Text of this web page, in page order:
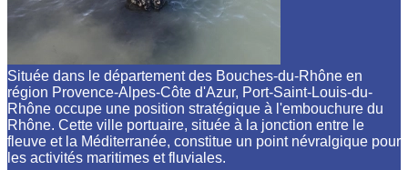
Située dans le département des Bouches-du-Rhône en
région Provence-Alpes-Côte d'Azur, Port-Saint-Louis-du-
Rhône occupe une position stratégique à l'embouchure du
Rhône. Cette ville portuaire, située à la jonction entre le
fleuve et la Méditerranée, constitue un point névralgique pour
les activités maritimes et fluviales.